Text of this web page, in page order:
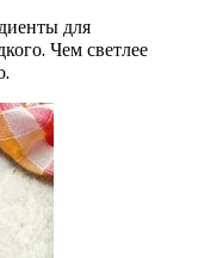
для
Чем светлее